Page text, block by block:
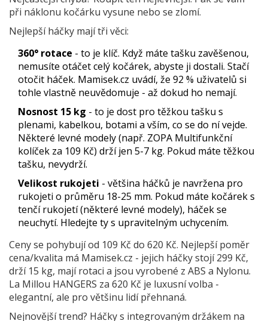
při náklonu kočárku vysune nebo se zlomí.
Nejlepší háčky mají tři věci:
360° rotace - to je klíč. Když máte tašku zavěšenou,
nemusíte otáčet celý kočárek, abyste ji dostali. Stačí
otočit háček. Mamisek.cz uvádí, že 92 % uživatelů si
tohle vlastně neuvědomuje - až dokud ho nemají.
Nosnost 15 kg - to je dost pro těžkou tašku s
plenami, kabelkou, botami a vším, co se do ní vejde.
Některé levné modely (např. ZOPA Multifunkční
kolíček za 109 Kč) drží jen 5-7 kg. Pokud máte těžkou
tašku, nevydrží.
Velikost rukojeti - většina háčků je navržena pro
rukojeti o průměru 18-25 mm. Pokud máte kočárek s
tenčí rukojetí (některé levné modely), háček se
neuchytí. Hledejte ty s upravitelným uchycením.
Ceny se pohybují od 109 Kč do 620 Kč. Nejlepší poměr
cena/kvalita má Mamisek.cz - jejich háčky stojí 299 Kč,
drží 15 kg, mají rotaci a jsou vyrobené z ABS a Nylonu.
La Millou HANGERS za 620 Kč je luxusní volba -
elegantní, ale pro většinu lidí přehnaná.
Nejnovější trend? Háčky s integrovaným držákem na